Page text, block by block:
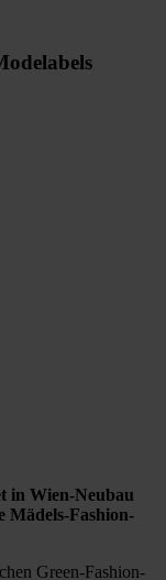
in Wien-Neubau
Mädels-Fashion-
Green-Fashion-